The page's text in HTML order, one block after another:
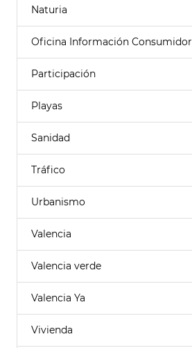
Naturia
Oficina Información Consumidor
Participación
Playas
Sanidad
Tráfico
Urbanismo
Valencia
Valencia verde
Valencia Ya
Vivienda